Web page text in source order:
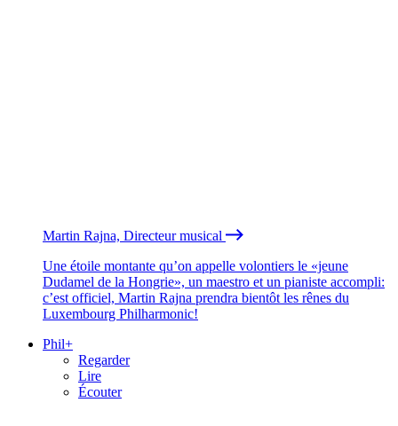
Martin Rajna, Directeur musical
Une étoile montante qu’on appelle volontiers le «jeune
Dudamel de la Hongrie», un maestro et un pianiste accompli:
c’est officiel, Martin Rajna prendra bientôt les rênes du
Luxembourg Philharmonic!
Phil+
Regarder
Lire
Écouter